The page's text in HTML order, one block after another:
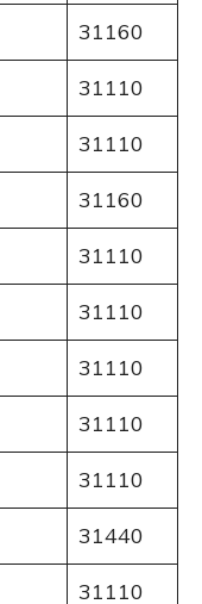
31160
31110
31110
31160
31110
31110
31110
31110
31110
31440
31110